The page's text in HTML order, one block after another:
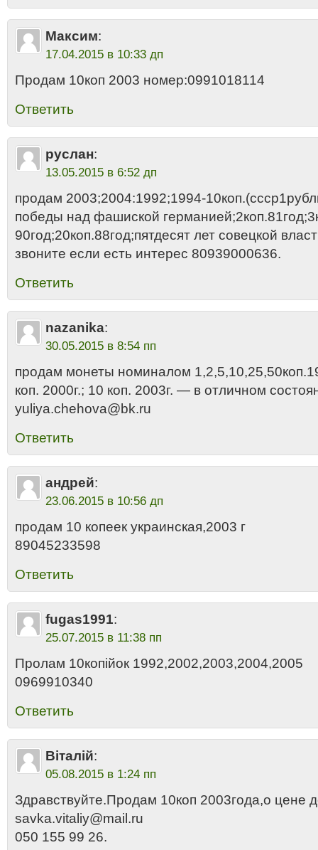
Максим:
17.04.2015 в 10:33 дп
Продам 10коп 2003 номер:0991018114
Ответить
руслан:
13.05.2015 в 6:52 дп
продам 2003;2004:1992;1994-
победы над фашиской
90год;20коп.88год;пятдесят лет совецкой
звоните если есть интерес 80939000636.
Ответить
nazanika:
30.05.2015 в 8:54 пп
продам монеты номиналом
коп. 2000г.; 10 коп. 2003г. — в отличном
yuliya.chehova@bk.ru
Ответить
андрей:
23.06.2015 в 10:56 дп
продам 10 копеек украинская,2003 г
89045233598
Ответить
fugas1991:
25.07.2015 в 11:38 пп
Пролам 10копійок 1992,2002,2003,2004,2005
0969910340
Ответить
Віталій:
05.08.2015 в 1:24 пп
Здравствуйте.Продам 10коп 2003года,о цене
savka.vitaliy@mail.ru
050 155 99 26.